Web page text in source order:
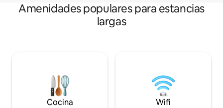
Amenidades populares para estancias
largas
Cocina Wifi